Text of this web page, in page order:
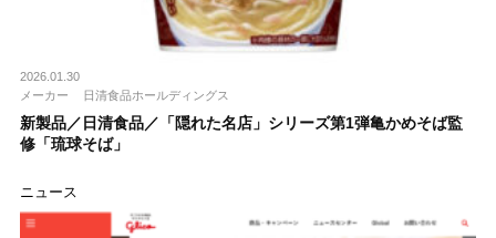
2026.01.30
メーカー
日清食品ホールディングス
新製品／日清食品／「隠れた名店」シリーズ第1弾亀かめそば監
修「琉球そば」
ニュース